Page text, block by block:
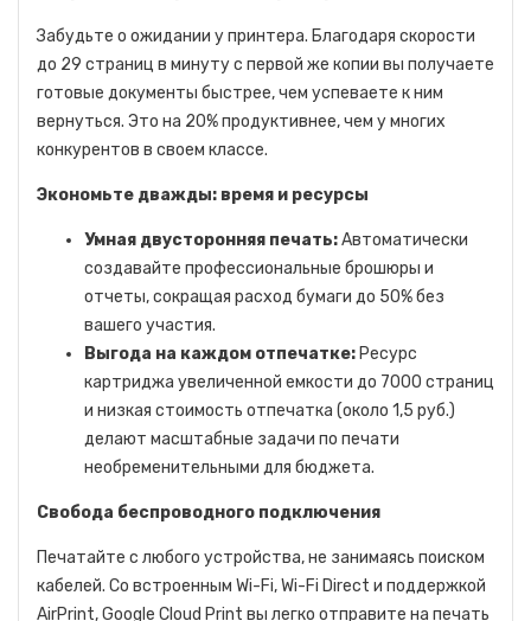
Забудьте о ожидании у принтера. Благодаря скорости
до 29 страниц в минуту с первой же копии вы получаете
готовые документы быстрее, чем успеваете к ним
вернуться. Это на 20% продуктивнее, чем у многих
конкурентов в своем классе.
Экономьте дважды: время и ресурсы
Умная двусторонняя печать:Автоматически
создавайте профессиональные брошюры и
отчеты, сокращая расход бумаги до 50% без
вашего участия.
Выгода на каждом отпечатке: Ресурс
картриджа увеличенной емкости до 7000 страниц
и низкая стоимость отпечатка (около 1,5 руб.)
делают масштабные задачи по печати
необременительными для бюджета.
Свобода беспроводного подключения
Печатайте с любого устройства, не занимаясь поиском
кабелей. Со встроенным Wi-Fi, Wi-Fi Direct и поддержкой
AirPrint, Google Cloud Print вы легко отправите на печать